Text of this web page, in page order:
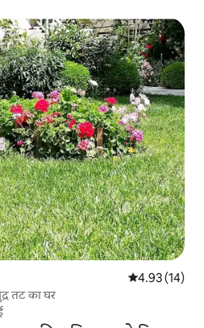
औसत रेटिंग 5 में
4.93 (14)
तट का घर